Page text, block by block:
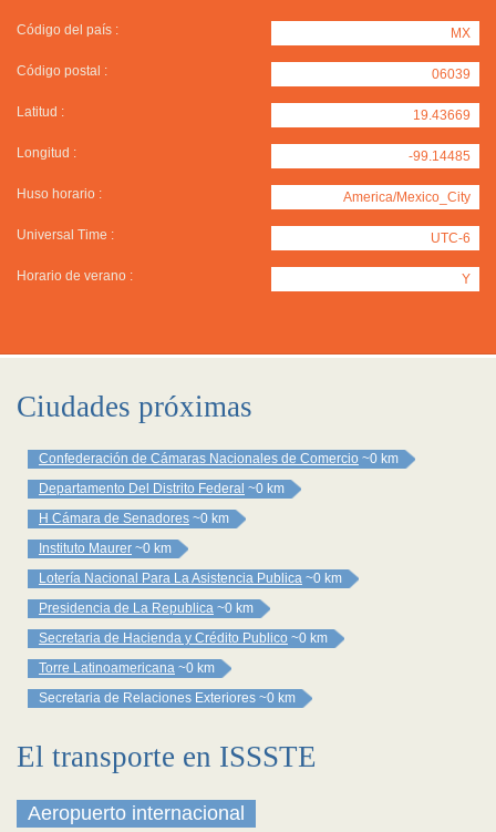
Código del país : MX
Código postal : 06039
Latitud : 19.43669
Longitud : -99.14485
Huso horario : America/Mexico_City
Universal Time : UTC-6
Horario de verano : Y
Ciudades próximas
Confederación de Cámaras Nacionales de Comercio ~0 km
Departamento Del Distrito Federal ~0 km
H Cámara de Senadores ~0 km
Instituto Maurer ~0 km
Lotería Nacional Para La Asistencia Publica ~0 km
Presidencia de La Republica ~0 km
Secretaria de Hacienda y Crédito Publico ~0 km
Torre Latinoamericana ~0 km
Secretaria de Relaciones Exteriores ~0 km
El transporte en ISSSTE
Aeropuerto internacional